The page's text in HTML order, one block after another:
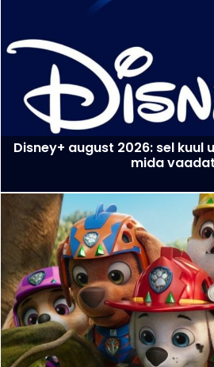
Disney+ august 2026: sel kuul
mida